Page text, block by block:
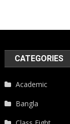
CATEGORIES
Academic
Bangla